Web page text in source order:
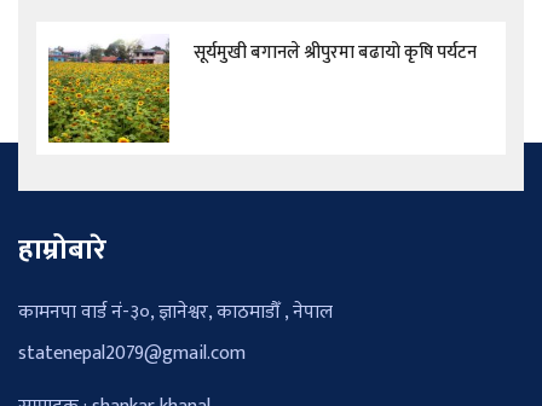
सूर्यमुखी बगानले श्रीपुरमा बढायो कृषि पर्यटन
हाम्रोबारे
कामनपा वार्ड नं-३०, ज्ञानेश्वर, काठमाडौँ , नेपाल
statenepal2079@gmail.com